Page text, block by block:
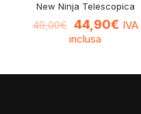
New Ninja Telescopica
49,00€ 44,90€ IVA
inclusa